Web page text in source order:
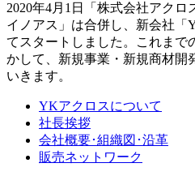
2020年4月1日「株式会社アク
イノアス」は合併し、新会社「
てスタートしました。これまで
かして、新規事業・新規商材開
いきます。
YKアクロスについて
社長挨拶
会社概要･組織図･沿革
販売ネットワーク